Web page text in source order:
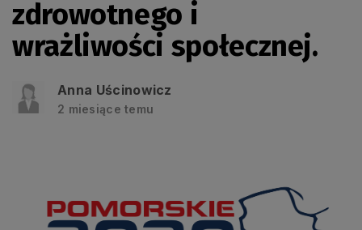
zdrowotnego i
wrażliwości społecznej.
Anna Uścinowicz
2 miesiące temu